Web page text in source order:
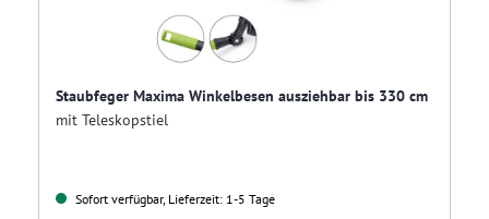
Staubfeger Maxima Winkelbesen ausziehbar bis 330 cm
mit Teleskopstiel
Sofort verfügbar, Lieferzeit: 1-5 Tage